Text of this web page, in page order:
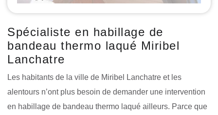
Spécialiste en habillage de
bandeau thermo laqué Miribel
Lanchatre
Les habitants de la ville de Miribel Lanchatre et les
alentours n’ont plus besoin de demander une intervention
en habillage de bandeau thermo laqué ailleurs. Parce que